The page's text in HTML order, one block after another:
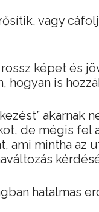
vagy
képet és
hogyan is
akarnak
de mégis fel
ami mintha az
hatalmas